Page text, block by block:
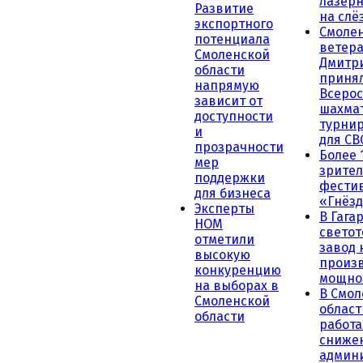
Развитие
экспортного
потенциала
Смоленской
области
напрямую
зависит от
доступности
и
прозрачности
мер
поддержки
для бизнеса
Эксперты
НОМ
отметили
высокую
конкуренцию
на выборах в
Смоленской
области
на
для
Более
В
завод
В